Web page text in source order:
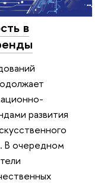
в
развития
В очередном